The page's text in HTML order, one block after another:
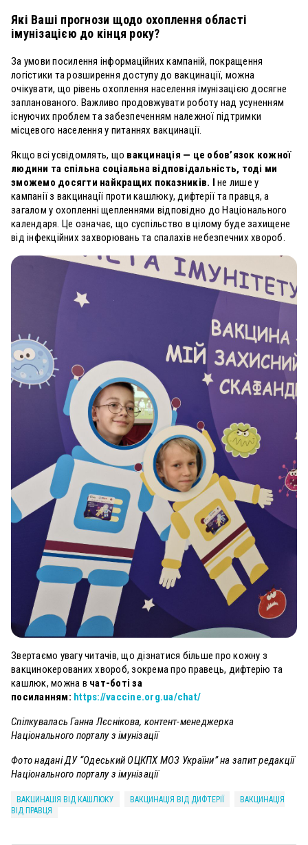
Які Ваші прогнози щодо охоплення області
імунізацією до кінця року?
За умови посилення інформаційних кампаній, покращення
логістики та розширення доступу до вакцинації, можна
очікувати, що рівень охоплення населення імунізацією досягне
запланованого. Важливо продовжувати роботу над усуненням
існуючих проблем та забезпеченням належної підтримки
місцевого населення у питаннях вакцинації.
Якщо всі усвідомлять, що вакцинація — це обов’язок кожної
людини та спільна соціальна відповідальність, тоді ми
зможемо досягти найкращих показників. І не лише у
кампанії з вакцинації проти кашлюку, дифтерії та правця, а
загалом у охопленні щепленнями відповідно до Національного
календаря. Це означає, що суспільство в цілому буде захищене
від інфекційних захворювань та спалахів небезпечних хвороб.
Звертаємо увагу читачів, що дізнатися більше про кожну з
вакцинокерованих хвороб, зокрема про правець, дифтерію та
кашлюк, можна в чат-боті за
посиланням: https://vaccine.org.ua/chat/
Спілкувалась Ганна Лєснікова, контент-менеджерка
Національного порталу з імунізації
Фото надані ДУ “Одеський ОЦКПХ МОЗ України” на запит редакції
Національного порталу з імунізації
ВАКЦИНАЦІЯ ВІД КАШЛЮКУ ВАКЦИНАЦІЯ ВІД ДИФТЕРІЇ
ВАКЦИНАЦІЯ
ВІД ПРАВЦЯ